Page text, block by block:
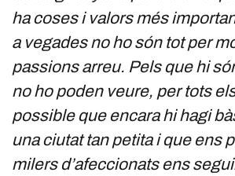
ha coses i valors més
a vegades no ho són tot per
passions arreu. Pels que hi
no ho poden veure, per tots
possible que encara hi hagi
una ciutat tan petita i que ens
milers d’afeccionats ens